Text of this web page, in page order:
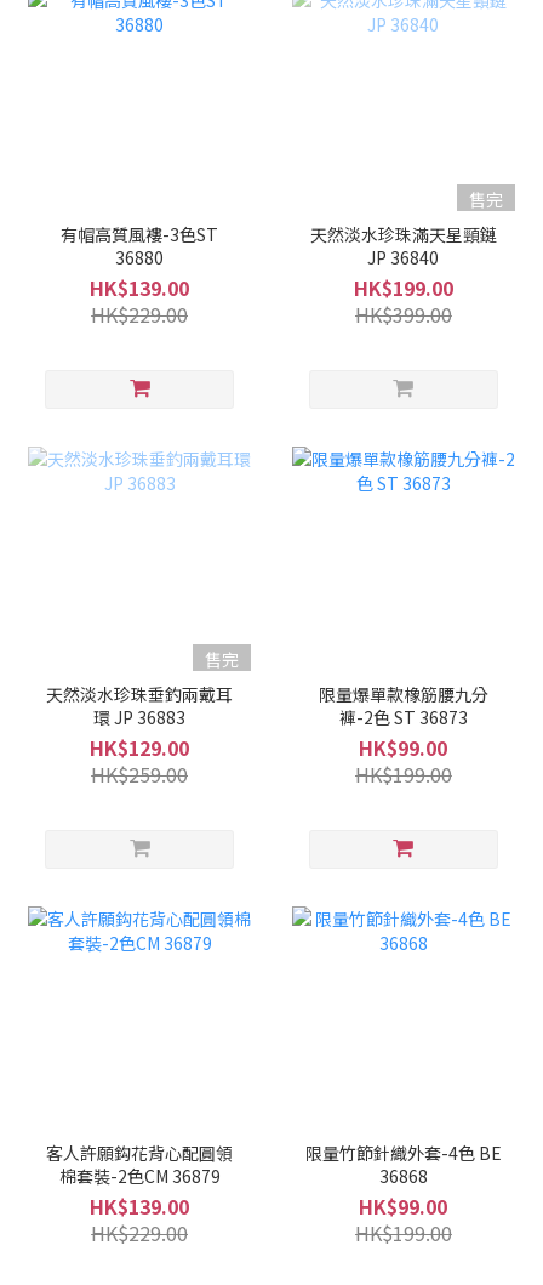
有帽高質風褸-3色ST
36880
HK$139.00
HK$229.00
售完
天然淡水珍珠滿天星頸鏈
JP 36840
HK$199.00
HK$399.00
售完
天然淡水珍珠垂釣兩戴耳
環 JP 36883
HK$129.00
HK$259.00
限量爆單款橡筋腰九分
褲-2色 ST 36873
HK$99.00
HK$199.00
客人許願鈎花背心配圓領
棉套裝-2色CM 36879
HK$139.00
HK$229.00
限量竹節針織外套-4色 BE
36868
HK$99.00
HK$199.00